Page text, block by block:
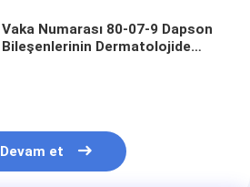
Vaka Numarası 80-07-9 Dapson
Bileşenlerinin Dermatolojide
Devam et